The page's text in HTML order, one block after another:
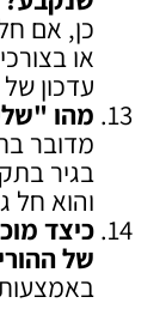
כן, אם
או
עדכון
מהו
מדובר
בגיר
והוא
כיצד
של